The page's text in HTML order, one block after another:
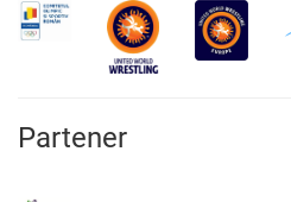
Partener